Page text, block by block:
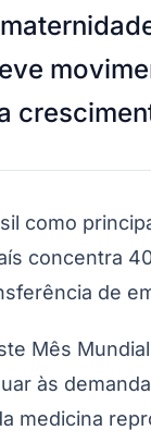
como
concentra
de
Mês
às
medicina